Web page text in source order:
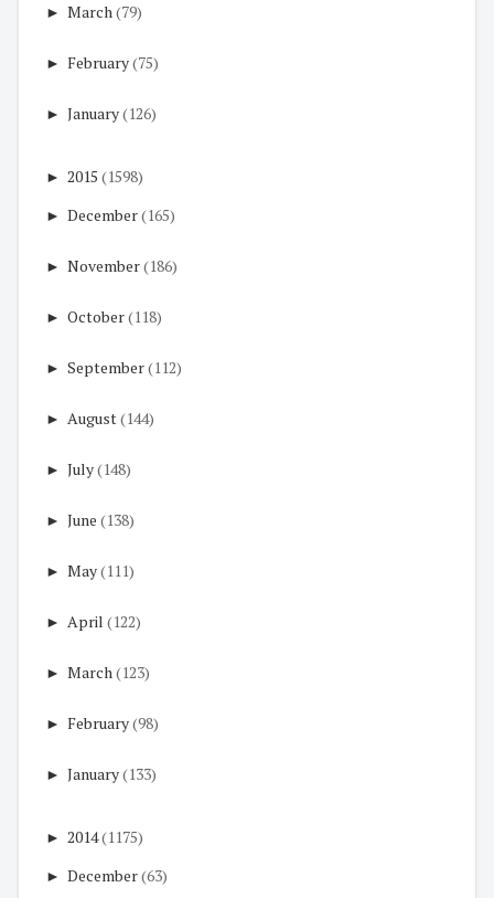
► March(79)
► February(75)
► January(126)
► 2015 (1598)
► December(165)
► November(186)
► October(118)
► September(112)
► August(144)
► July(148)
► June (138)
► May(111)
► April (122)
► March(123)
► February(98)
► January(133)
► 2014(1175)
► December(63)